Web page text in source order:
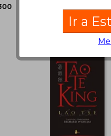
45%
dcto.
Ir a